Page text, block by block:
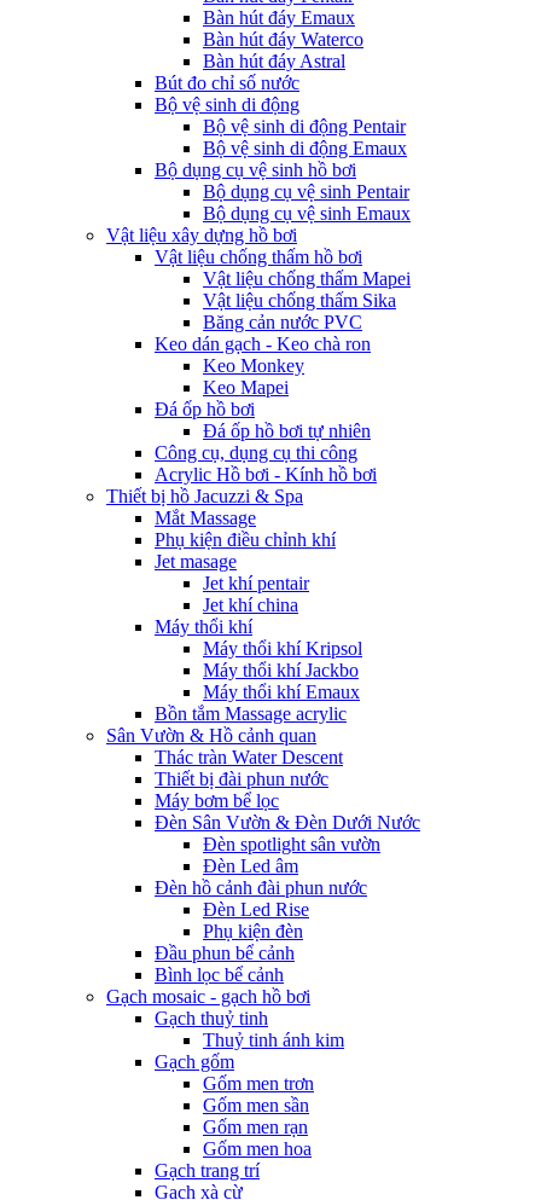
Bàn hút đáy Emaux
Bàn hút đáy Waterco
Bàn hút đáy Astral
Bút đo chỉ số nước
Bộ vệ sinh di động
Bộ vệ sinh di động Pentair
Bộ vệ sinh di động Emaux
Bộ dụng cụ vệ sinh hồ bơi
Bộ dụng cụ vệ sinh Pentair
Bộ dụng cụ vệ sinh Emaux
Vật liệu xây dựng hồ bơi
Vật liệu chống thấm hồ bơi
Vật liệu chống thấm Mapei
Vật liệu chống thấm Sika
Băng cản nước PVC
Keo dán gạch - Keo chà ron
Keo Monkey
Keo Mapei
Đá ốp hồ bơi
Đá ốp hồ bơi tự nhiên
Công cụ, dụng cụ thi công
Acrylic Hồ bơi - Kính hồ bơi
Thiết bị hồ Jacuzzi & Spa
Mắt Massage
Phụ kiện điều chỉnh khí
Jet masage
Jet khí pentair
Jet khí china
Máy thổi khí
Máy thổi khí Kripsol
Máy thổi khí Jackbo
Máy thổi khí Emaux
Bồn tắm Massage acrylic
Sân Vườn & Hồ cảnh quan
Thác tràn Water Descent
Thiết bị đài phun nước
Máy bơm bể lọc
Đèn Sân Vườn & Đèn Dưới Nước
Đèn spotlight sân vườn
Đèn Led âm
Đèn hồ cảnh đài phun nước
Đèn Led Rise
Phụ kiện đèn
Đầu phun bể cảnh
Bình lọc bể cảnh
Gạch mosaic - gạch hồ bơi
Gạch thuỷ tinh
Thuỷ tinh ánh kim
Gạch gốm
Gốm men trơn
Gốm men sần
Gốm men rạn
Gốm men hoa
Gạch trang trí
Gạch xà cừ